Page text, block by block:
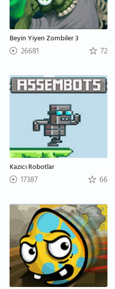
Beyin Yiyen Zombiler 3
26681 72
Kazıcı Robotlar
17387 66